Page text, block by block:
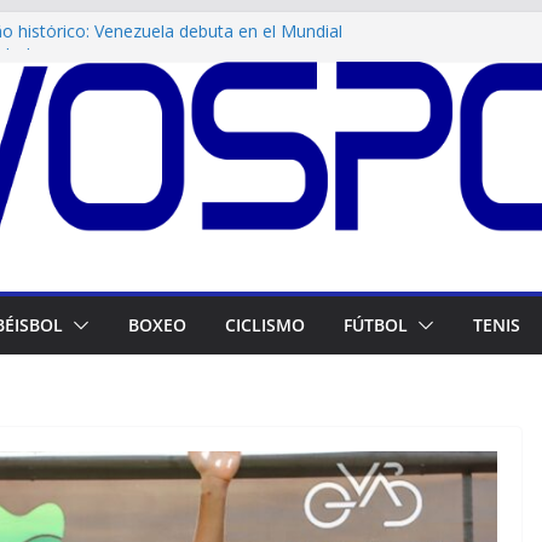
histórico: Venezuela debuta en el Mundial
Femenino
en Maracay! Tigres de Aragua blinda su
impulsa Juegos Venezuela Renace
Venezuela en Juegos CAC! El atletismo
dan plata a Venezuela en canotaje
BOXEO CICLISMO FÚTBOL TENIS